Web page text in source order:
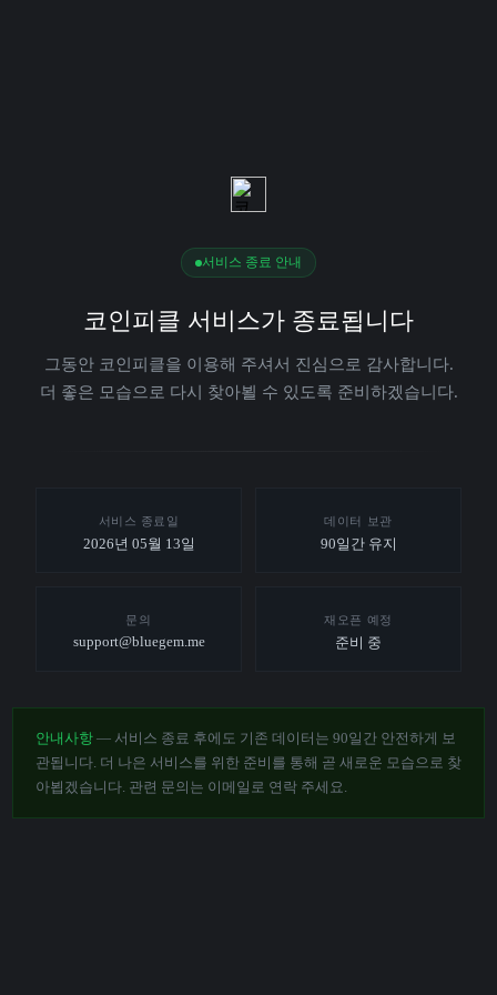
서비스 종료 안내
코인피클 서비스가 종료됩니다
그동안 코인피클을 이용해 주셔서 진심으로 감사합니다.
더 좋은 모습으로 다시 찾아뵐 수 있도록 준비하겠습니다.
서비스 종료일
2026년 05월 13일
데이터 보관
90일간 유지
문의
support@bluegem.me
재오픈 예정
준비 중
안내사항 — 서비스 종료 후에도 기존 데이터는 90일간 안전하게 보
관됩니다. 더 나은 서비스를 위한 준비를 통해 곧 새로운 모습으로 찾
아뵙겠습니다. 관련 문의는 이메일로 연락 주세요.